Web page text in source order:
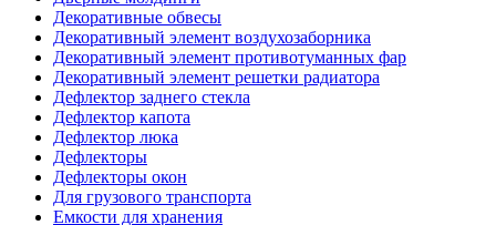
Декоративные обвесы
Декоративный элемент воздухозаборника
Декоративный элемент противотуманных фар
Декоративный элемент решетки радиатора
Дефлектор заднего стекла
Дефлектор капота
Дефлектор люка
Дефлекторы
Дефлекторы окон
Для грузового транспорта
Емкости для хранения